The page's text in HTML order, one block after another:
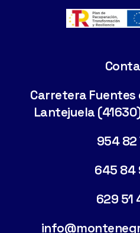
Carretera
Lantejuela
954 82
645 84
629 51